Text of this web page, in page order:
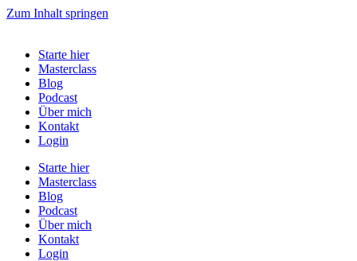
Zum Inhalt springen
Starte hier
Masterclass
Blog
Podcast
Über mich
Kontakt
Login
Starte hier
Masterclass
Blog
Podcast
Über mich
Kontakt
Login